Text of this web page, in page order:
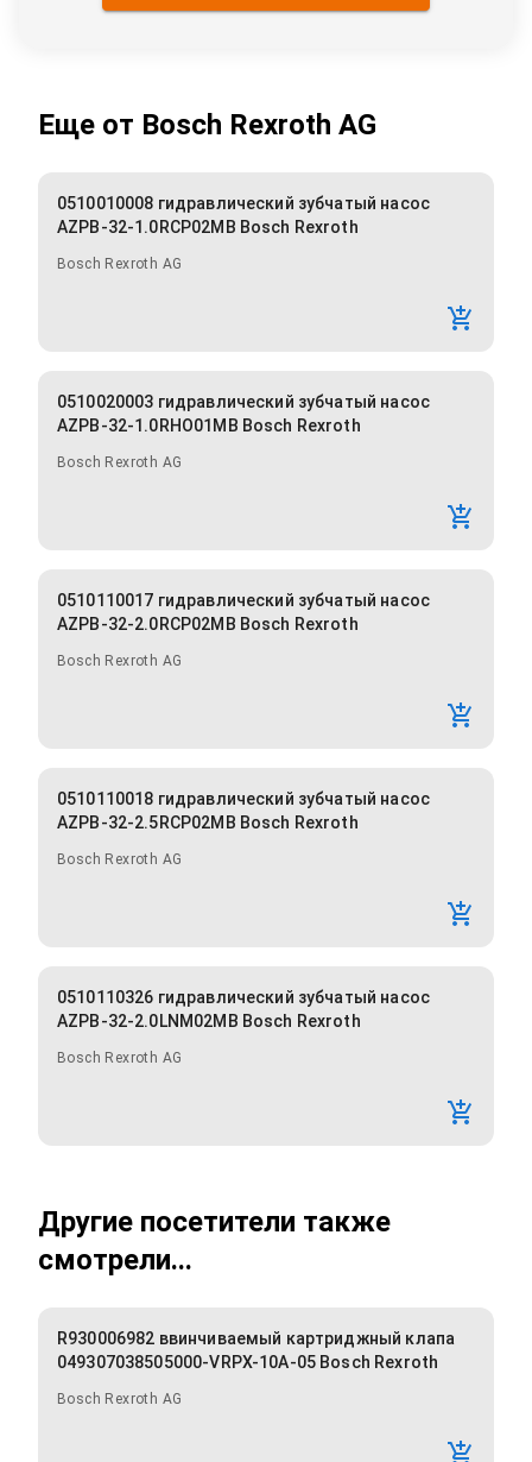
Еще от Bosch Rexroth AG
0510010008 гидравлический зубчатый насос
AZPB-32-1.0RCP02MB Bosch Rexroth
Bosch Rexroth AG
0510020003 гидравлический зубчатый насос
AZPB-32-1.0RHO01MB Bosch Rexroth
Bosch Rexroth AG
0510110017 гидравлический зубчатый насос
AZPB-32-2.0RCP02MB Bosch Rexroth
Bosch Rexroth AG
0510110018 гидравлический зубчатый насос
AZPB-32-2.5RCP02MB Bosch Rexroth
Bosch Rexroth AG
0510110326 гидравлический зубчатый насос
AZPB-32-2.0LNM02MB Bosch Rexroth
Bosch Rexroth AG
Другие посетители также
смотрели...
R930006982 ввинчиваемый картриджный клапа
049307038505000-VRPX-10A-05 Bosch Rexroth
Bosch Rexroth AG